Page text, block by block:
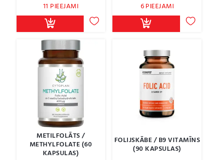
11 PIEEJAMI 6 PIEEJAMI
METILFOLĀTS /
METHYLFOLATE (60
KAPSULAS)
FOLIJSKĀBE / B9 VITAMĪNS
(90 KAPSULAS)